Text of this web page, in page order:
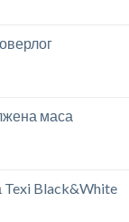
маса
Black&White